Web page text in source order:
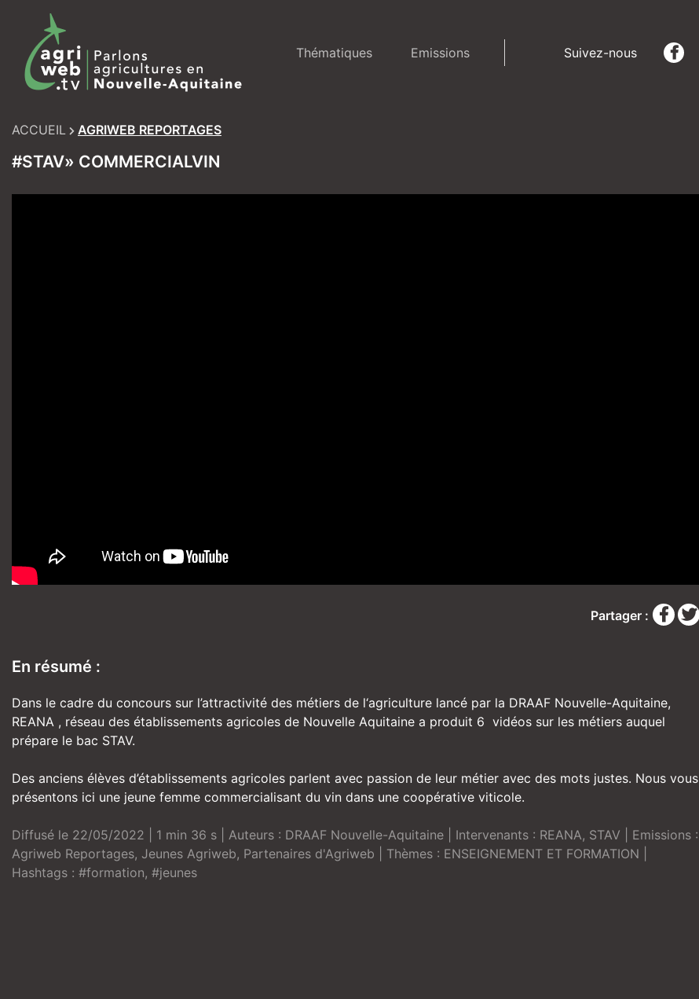
content
Thématiques Emissions Suivez-nous
ACCUEIL AGRIWEB REPORTAGES
#STAV» COMMERCIALVIN
Partager :
En résumé :
Dans le cadre du concours sur l’attractivité des métiers de l‘agriculture lancé par la DRAAF Nouvelle-Aquitaine,
REANA , réseau des établissements agricoles de Nouvelle Aquitaine a produit 6 vidéos sur les métiers auquel
prépare le bac STAV.
Des anciens élèves d’établissements agricoles parlent avec passion de leur métier avec des mots justes. Nous vous
présentons ici une jeune femme commercialisant du vin dans une coopérative viticole.
Diffusé le 22/05/2022 | 1 min 36 s | Auteurs : DRAAF Nouvelle-Aquitaine | Intervenants : REANA, STAV | Emissions :
Agriweb Reportages, Jeunes Agriweb, Partenaires d'Agriweb | Thèmes : ENSEIGNEMENT ET FORMATION
Hashtags : #formation, #jeunes